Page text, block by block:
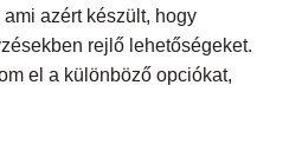
azért készült, hogy
rejlő lehetőségeket.
el a különböző opciókat,